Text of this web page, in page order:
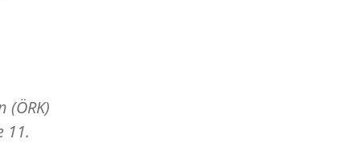
(ÖRK)
11.